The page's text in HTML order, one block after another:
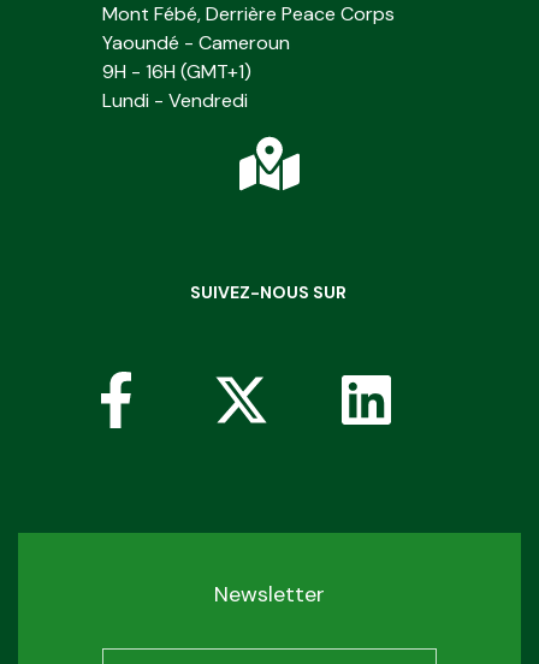
Mont Fébé, Derrière Peace Corps
Yaoundé - Cameroun
9H - 16H (GMT+1)
Lundi - Vendredi
SUIVEZ-NOUS SUR
Newsletter